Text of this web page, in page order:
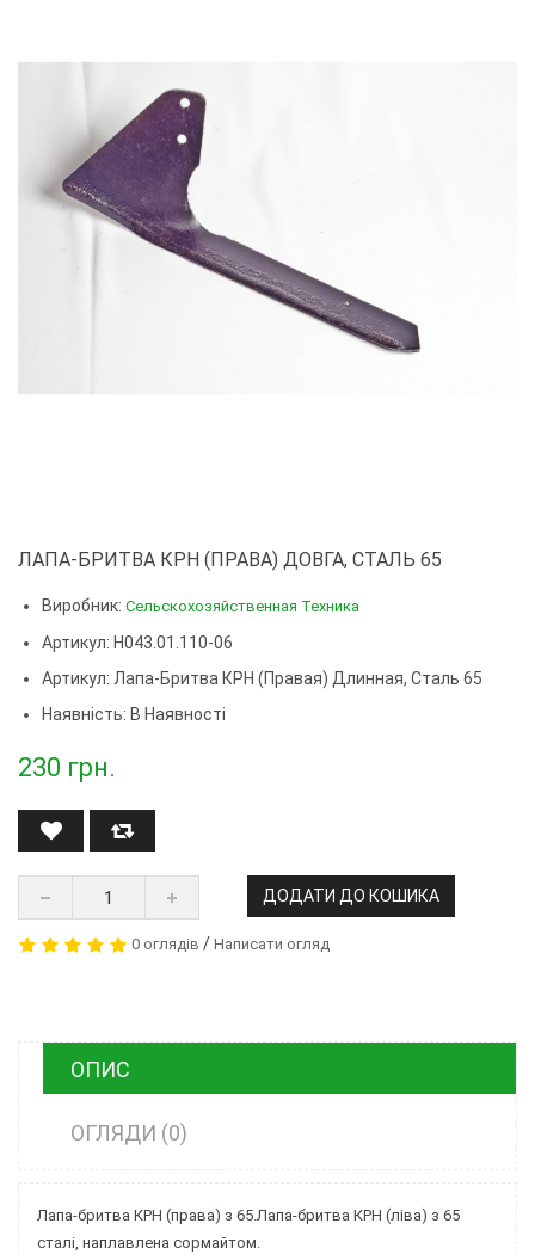
ЛАПА-БРИТВА КРН (ПРАВА) ДОВГА, СТАЛЬ 65
Виробник: Сельскохозяйственная Техника
Артикул: Н043.01.110-06
Артикул: Лапа-Бритва КРН (правая) Длинная, Сталь 65
Наявність: В Наявності
230 грн.
ДОДАТИ ДО КОШИКА
0 оглядів / Написати огляд
ОПИС
ОГЛЯДИ (0)
Лапа-бритва КРН (права) з 65.Лапа-бритва КРН (ліва) з 65
сталі, наплавлена сормайтом.